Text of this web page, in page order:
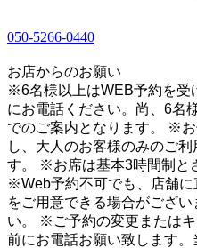
050-5266-0440
お店からのお願い
※6名様以上はWEB予約を受
にお電話ください。尚、6名
でのご案内となります。 ※
し、大人のお客様のみのご
す。 ※お席は基本3時間制と
※Web予約不可でも、店舗
をご用意できる場合がござ
い。 ※ご予約の変更または
前にお電話お願い致します